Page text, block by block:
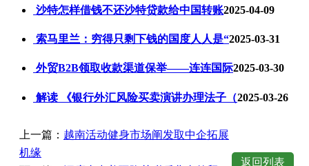
沙特怎样借钱不还沙特贷款给中国转账2025-04-09
索马里兰：穷得只剩下钱的国度人人是“2025-03-31
外贸B2B领取收款渠道保举——连连国际2025-03-30
解读 《银行外汇风险买卖演讲办理法子（2025-03-26
上一篇： 越南活动健身市场阐发取中企拓展
机缘
返回列表